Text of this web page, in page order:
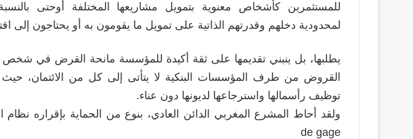
للمستثمرين كأشخاص معنوية بتمويل مشاريعها المختلفة أوحتى
لمحدودية دخلهم وقدرتهم الذاتية على تمويل ما يقومون به أو يحتاجون إلى
يطلبها، بل ينبني تقديمها على ثقة أكيدة للمؤسسة مانحة القرض في
القروض من طرف المؤسسات البنكية لا يتأتى إلى كل من الائتمان،
توظيف رأسمالها واسترجاعها لديونها دون عناء.
de gage